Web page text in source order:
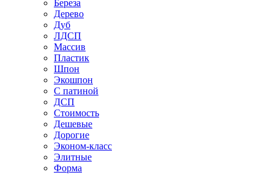
Береза
Дерево
Дуб
ЛДСП
Массив
Пластик
Шпон
Экошпон
С патиной
ДСП
Стоимость
Дешевые
Дорогие
Эконом-класс
Элитные
Форма